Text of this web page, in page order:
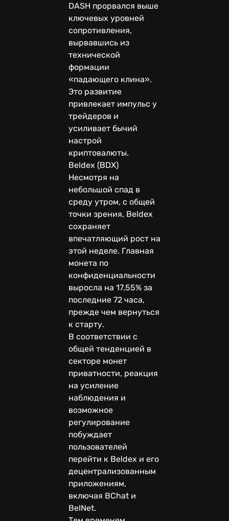
DASH прорвался выше
ключевых уровней
сопротивления,
вырвавшись из
технической
формации
«падающего клина».
Это развитие
привлекает импульс у
трейдеров и
усиливает бычий
настрой
криптовалюты.
Beldex (BDX)
Несмотря на
небольшой спад в
среду утром, с общей
точки зрения, Beldex
сохраняет
впечатляющий рост на
этой неделе. Главная
монета по
конфиденциальности
выросла на 17,55% за
последние 72 часа,
прежде чем вернуться
к старту.
В соответствии с
общей тенденцией в
секторе монет
приватности, реакция
на усиление
наблюдения и
возможное
регулирование
побуждает
пользователей
перейти к Beldex и его
децентрализованным
приложениям,
включая BChat и
BelNet.